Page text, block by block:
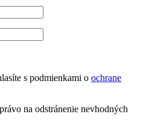
s podmienkami o ochrane
na odstránenie nevhodných